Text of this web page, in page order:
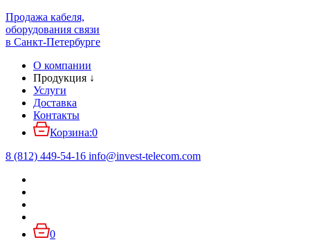
Продажа кабеля,
оборудования связи
в Санкт-Петербурге
О компании
Продукция ↓
Услуги
Доставка
Контакты
Корзина:0
8 (812) 449-54-16 info@invest-telecom.com
0